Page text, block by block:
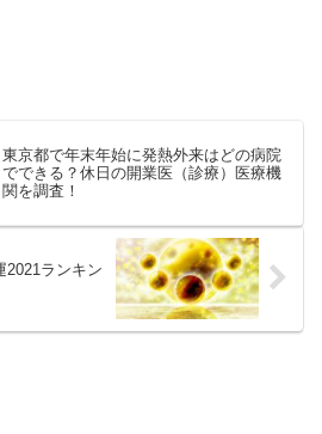
東京都で年末年始に発熱外来はどの病院
でできる？休日の開業医（診療）医療機
関を調査！
2021ランキン